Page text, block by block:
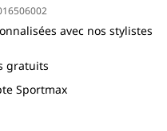
avec nos stylistes
gratuits
Sportmax